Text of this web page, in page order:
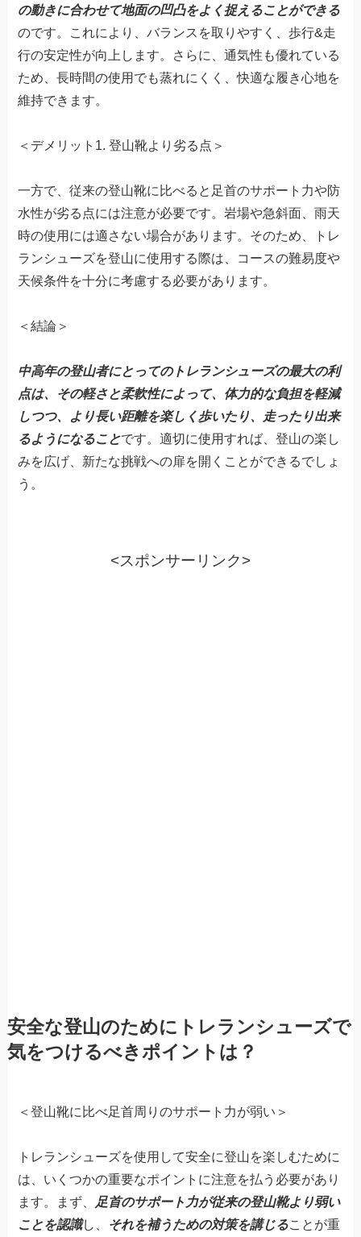
の動きに合わせて地面の凹凸をよく捉えることができる
のです。これにより、バランスを取りやすく、歩行&走
行の安定性が向上します。さらに、通気性も優れている
ため、長時間の使用でも蒸れにくく、快適な履き心地を
維持できます。
＜デメリット1. 登山靴より劣る点＞
一方で、従来の登山靴に比べると足首のサポート力や防
水性が劣る点には注意が必要です。岩場や急斜面、雨天
時の使用には適さない場合があります。そのため、トレ
ランシューズを登山に使用する際は、コースの難易度や
天候条件を十分に考慮する必要があります。
＜結論＞
中高年の登山者にとってのトレランシューズの最大の利
点は、その軽さと柔軟性によって、体力的な負担を軽減
しつつ、より長い距離を楽しく歩いたり、走ったり出来
るようになることです。適切に使用すれば、登山の楽し
みを広げ、新たな挑戦への扉を開くことができるでしょ
う。
<スポンサーリンク>
安全な登山のためにトレランシューズで
気をつけるべきポイントは？
＜登山靴に比べ足首周りのサポート力が弱い＞
トレランシューズを使用して安全に登山を楽しむために
は、いくつかの重要なポイントに注意を払う必要があり
ます。まず、 足首のサポート力が従来の登山靴より弱い
ことを認識し、 それを補うための対策を講じることが重